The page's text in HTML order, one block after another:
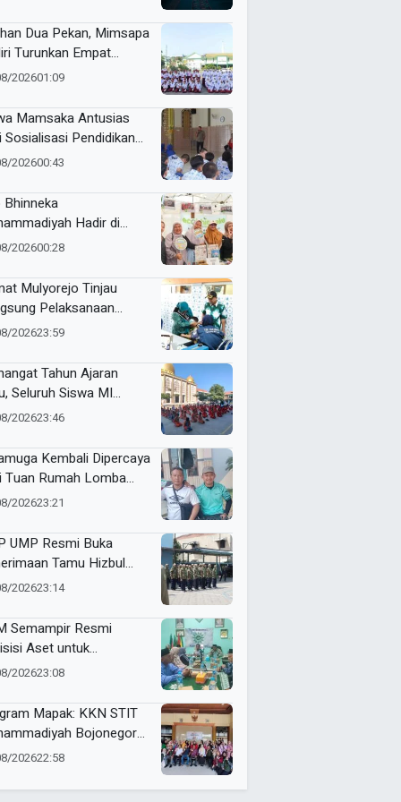
Dua Pekan, Mimsapa
Turunkan Empat
pada LBB HUT Ke-
202601:09
Mamsaka Antusias
Sosialisasi Pendidikan
ke Luar Negeri
202600:43
Bhinneka
Hadir di
Nasyiatul Aisyiyah
202600:28
Mulyorejo Tinjau
Pelaksanaan
BIAS MR dan HPV
202623:59
Tahun Ajaran
Seluruh Siswa MI
5
Suci Perdana
202623:46
Kembali Dipercaya
Tuan Rumah Lomba
Futsal HUT RI Ke-81
202623:21
UMP Resmi Buka
Tamu Hizbul
Tema “Satu Qobilah,
202623:14
Semampir Resmi
Aset untuk
Amal Usaha
202623:08
Mapak: KKN STIT
Bojonegoro
Sosialisasi Pengolahan
202622:58